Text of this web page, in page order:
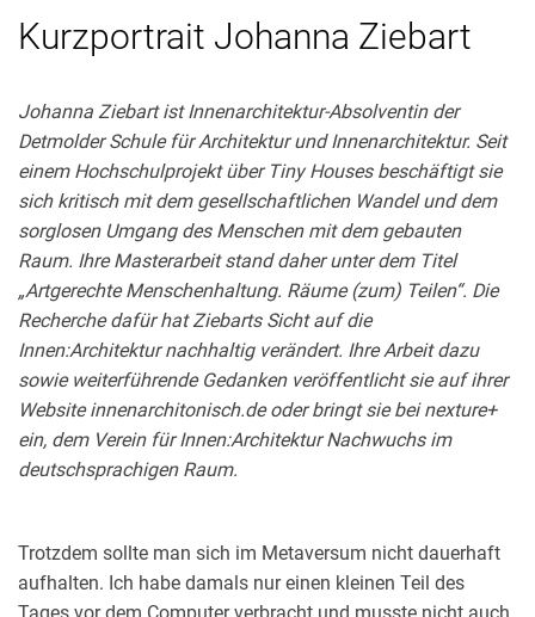
Kurzportrait Johanna Ziebart
Johanna Ziebart ist Innenarchitektur-Absolventin der
Detmolder Schule für Architektur und Innenarchitektur. Seit
einem Hochschulprojekt über Tiny Houses beschäftigt sie
sich kritisch mit dem gesellschaftlichen Wandel und dem
sorglosen Umgang des Menschen mit dem gebauten
Raum. Ihre Masterarbeit stand daher unter dem Titel
„Artgerechte Menschenhaltung. Räume (zum) Teilen“. Die
Recherche dafür hat Ziebarts Sicht auf die
Innen:Architektur nachhaltig verändert. Ihre Arbeit dazu
sowie weiterführende Gedanken veröffentlicht sie auf ihrer
Website innenarchitonisch.de oder bringt sie bei nexture+
ein, dem Verein für Innen:Architektur Nachwuchs im
deutschsprachigen Raum.
Trotzdem sollte man sich im Metaversum nicht dauerhaft
aufhalten. Ich habe damals nur einen kleinen Teil des